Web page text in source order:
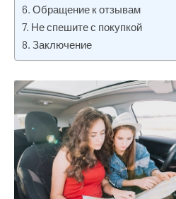
Обращение к отзывам
Не спешите с покупкой
Заключение